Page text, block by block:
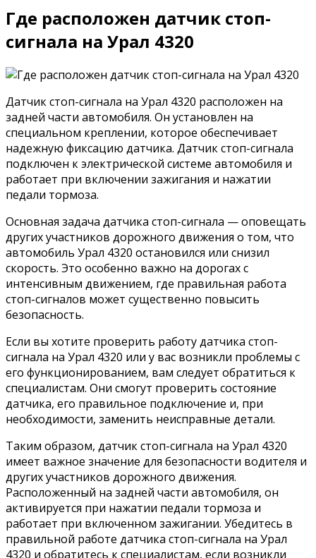
Где расположен датчик стоп-
сигнала на Урал 4320
Датчик стоп-сигнала на Урал 4320 расположен на
задней части автомобиля. Он установлен на
специальном креплении, которое обеспечивает
надежную фиксацию датчика. Датчик стоп-сигнала
подключен к электрической системе автомобиля и
работает при включении зажигания и нажатии
педали тормоза.
Основная задача датчика стоп-сигнала — оповещать
других участников дорожного движения о том, что
автомобиль Урал 4320 остановился или снизил
скорость. Это особенно важно на дорогах с
интенсивным движением, где правильная работа
стоп-сигналов может существенно повысить
безопасность.
Если вы хотите проверить работу датчика стоп-
сигнала на Урал 4320 или у вас возникли проблемы с
его функционированием, вам следует обратиться к
специалистам. Они смогут проверить состояние
датчика, его правильное подключение и, при
необходимости, заменить неисправные детали.
Таким образом, датчик стоп-сигнала на Урал 4320
имеет важное значение для безопасности водителя и
других участников дорожного движения.
Расположенный на задней части автомобиля, он
активируется при нажатии педали тормоза и
работает при включенном зажигании. Убедитесь в
правильной работе датчика стоп-сигнала на Урал
4320 и обратитесь к специалистам, если возникли